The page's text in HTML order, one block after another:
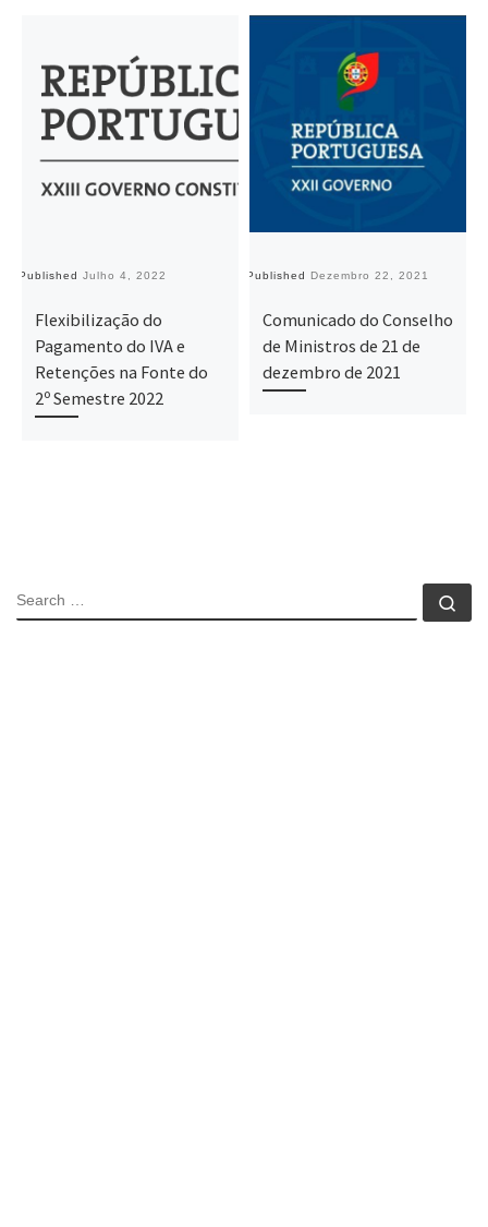
Published Julho 4, 2022
Flexibilização do
Pagamento do IVA e
Retenções na Fonte do
2º Semestre 2022
Published Dezembro 22, 2021
Comunicado do Conselho
de Ministros de 21 de
dezembro de 2021
SEARCH